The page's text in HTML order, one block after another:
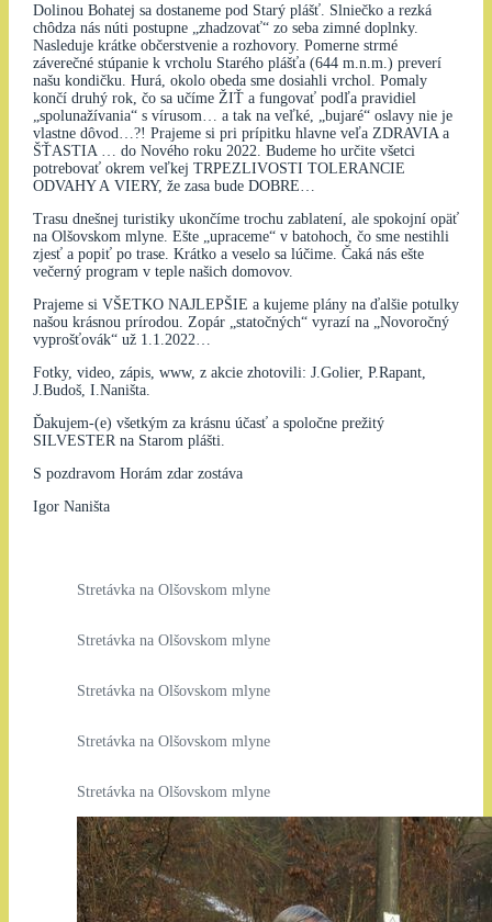
Dolinou Bohatej sa dostaneme pod Starý plášť. Slniečko a rezká
chôdza nás núti postupne „zhadzovať“ zo seba zimné doplnky.
Nasleduje krátke občerstvenie a rozhovory. Pomerne strmé
záverečné stúpanie k vrcholu Starého plášťa (644 m.n.m.) preverí
našu kondičku. Hurá, okolo obeda sme dosiahli vrchol. Pomaly
končí druhý rok, čo sa učíme ŽIŤ a fungovať podľa pravidiel
„spolunažívania“ s vírusom… a tak na veľké, „bujaré“ oslavy nie je
vlastne dôvod…?! Prajeme si pri prípitku hlavne veľa ZDRAVIA a
ŠŤASTIA … do Nového roku 2022. Budeme ho určite všetci
potrebovať okrem veľkej TRPEZLIVOSTI TOLERANCIE
ODVAHY A VIERY, že zasa bude DOBRE…
Trasu dnešnej turistiky ukončíme trochu zablatení, ale spokojní opäť
na Olšovskom mlyne. Ešte „upraceme“ v batohoch, čo sme nestihli
zjesť a popiť po trase. Krátko a veselo sa lúčime. Čaká nás ešte
večerný program v teple našich domovov.
Prajeme si VŠETKO NAJLEPŠIE a kujeme plány na ďalšie potulky
našou krásnou prírodou. Zopár „statočných“ vyrazí na „Novoročný
vyprošťovák“ už 1.1.2022…
Fotky, video, zápis, www, z akcie zhotovili: J.Golier, P.Rapant,
J.Budoš, I.Naništa.
Ďakujem-(e) všetkým za krásnu účasť a spoločne prežitý
SILVESTER na Starom plášti.
S pozdravom Horám zdar zostáva
Igor Naništa
Stretávka na Olšovskom mlyne
Stretávka na Olšovskom mlyne
Stretávka na Olšovskom mlyne
Stretávka na Olšovskom mlyne
Stretávka na Olšovskom mlyne